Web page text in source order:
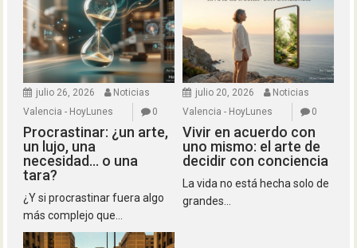
julio 26, 2026
Noticias
Valencia - HoyLunes
0
Procrastinar: ¿un arte,
un lujo, una
necesidad… o una
tara?
¿Y si procrastinar fuera algo
más complejo que...
julio 20, 2026
Noticias
Valencia - HoyLunes
0
Vivir en acuerdo con
uno mismo: el arte de
decidir con conciencia
La vida no está hecha solo de
grandes...